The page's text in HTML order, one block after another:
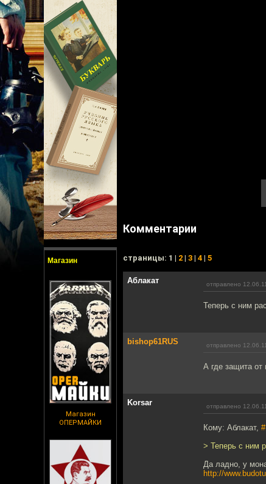
Магазин
Магазин
ОПЕРМАЙКИ
Комментарии
cтраницы: 1 | 2 | 3 | 4 | 5
Аблакат отправлено
Теперь с ним
bishop61RUS отправлено
А где защита от
Korsar отправлено
Кому: Аблакат,
> Теперь с ним
Да ладно, у
http://